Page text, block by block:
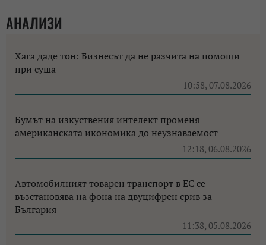
АНАЛИЗИ
Хага даде тон: Бизнесът да не разчита на помощи
при суша
10:58, 07.08.2026
Бумът на изкуствения интелект променя
американската икономика до неузнаваемост
12:18, 06.08.2026
Автомобилният товарен транспорт в ЕС се
възстановява на фона на двуцифрен срив за
България
11:38, 05.08.2026